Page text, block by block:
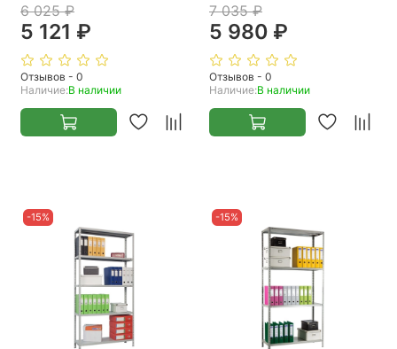
6 025 ₽
5 121 ₽
Отзывов - 0
Наличие:В наличии
7 035 ₽
5 980 ₽
Отзывов - 0
Наличие:В наличии
-15% -15%